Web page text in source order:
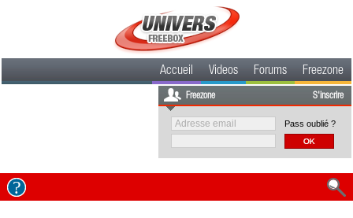
Accueil Videos Forums Freezone
Freezone S'inscrire
Pass oublié ?